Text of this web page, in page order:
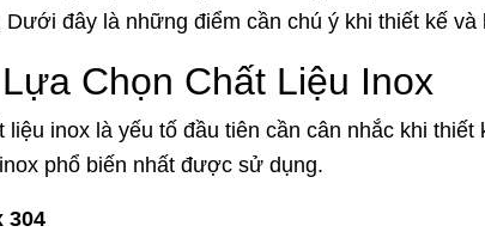
Dưới đây là những điểm cần chú ý khi thiết kế
Chọn Chất Liệu Inox
liệu inox là yếu tố đầu tiên cần cân nhắc khi
phổ biến nhất được sử dụng.
304